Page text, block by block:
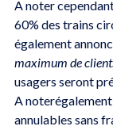
A noter
60% des trains
également
maximum de
usagers seront
A
annulables sans